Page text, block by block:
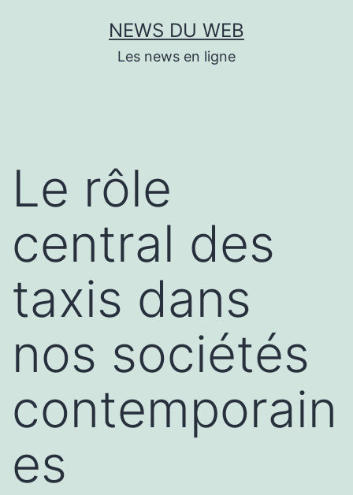
NEWS DU WEB
Les news en ligne
Le rôle
central des
taxis dans
nos sociétés
contemporain
es